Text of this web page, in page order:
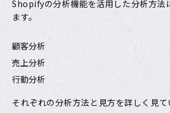
Shopifyの分析機能を活用した分析方法
ます。
顧客分析
売上分析
行動分析
それぞれの分析方法と見方を詳しく見て